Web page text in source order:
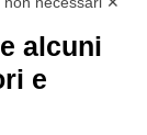
Policy
alcuni
e